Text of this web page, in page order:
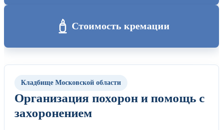
Стоимость кремации
Кладбище Московской области
Организация похорон и помощь с
захоронением